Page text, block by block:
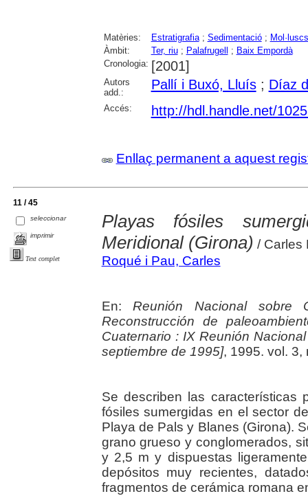
Matèries: Estratigrafia; Sedimentació; Mol·luscs
Àmbit:
Ter, riu; Palafrugell ; Baix Empordà
Cronologia: [2001]
Autors
add.:
Pallí i Buxó, Lluís; Díaz
Accés: http://hdl.handle.net/
Enllaç permanent a aquest
11 / 45
seleccionar
imprimir
Text complet
Playas fósiles
Meridional (Girona) / Carles
Roqué i Pau, Carles
En:Reunión Nacional sobre
Reconstrucción de
Cuaternario : IX Reunión
septiembre de 1995], 1995. vol. 3,
Se describen las características
fósiles sumergidas en el sector
Playa de Pals y Blanes (Girona).
grano grueso y conglomerados,
y 2,5 m y dispuestas
depósitos muy recientes,
fragmentos de cerámica romana